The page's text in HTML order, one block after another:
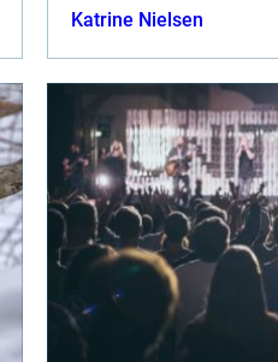
Katrine Nielsen